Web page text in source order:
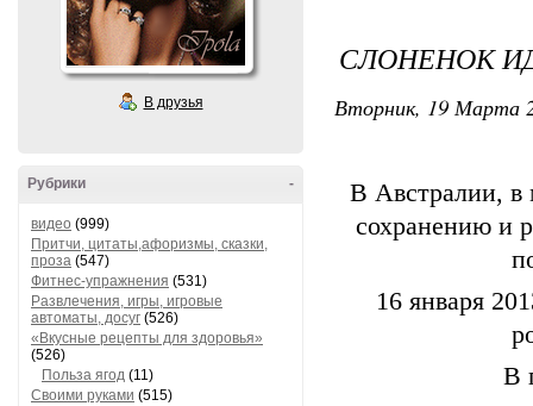
В друзья
-
Рубрики
видео (999)
Притчи, цитаты,афоризмы, сказки,
проза (547)
Фитнес-упражнения (531)
Развлечения, игры, игровые
автоматы, досуг (526)
«Вкусные рецепты для здоровья»
(526)
Польза ягод (11)
Своими руками (515)
СЛОНЕНОК
Вторник, 19 Марта
В Австралии, в
сохранению и
16 января
В